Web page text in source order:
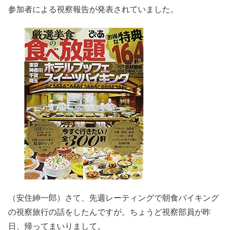
参加者による視察報告が発表されていました。
（安住紳一郎）さて、先週レーティングで朝食バイキング
の視察旅行の話をしたんですが。ちょうど視察部員が昨
日、帰ってまいりまして。